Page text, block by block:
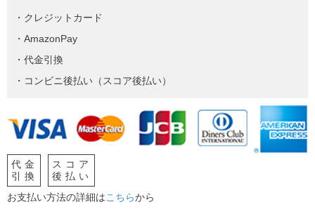
・クレジットカード
・AmazonPay
・代金引換
・コンビニ後払い（スコア後払い）
代金
引換
スコア
後払い
お支払い方法の詳細はこちらから